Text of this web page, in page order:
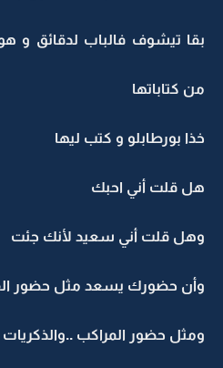
بقا تيشوف فالباب لدقائق و
من كتاباتها
خذا بورطابلو و كتب ليها
هل قلت أني احبك
وهل قلت أني سعيد لأنك جئت
وأن حضورك يسعد مثل حضور
ومثل حضور المراكب ..والذكريات